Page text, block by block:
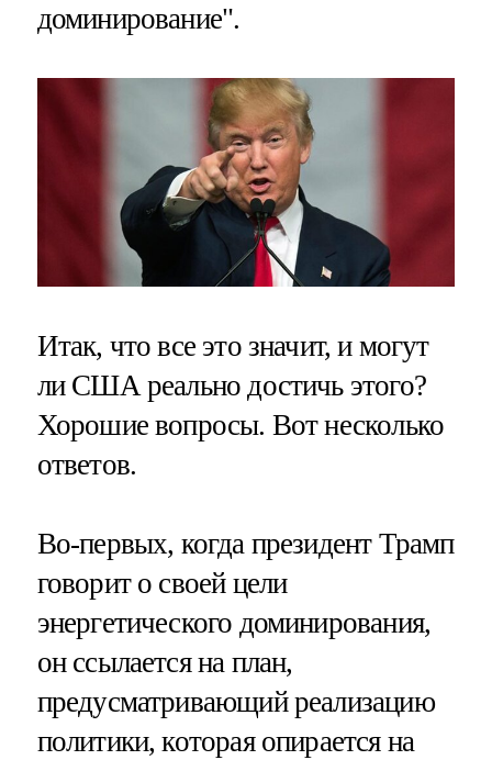
доминирование".
Итак, что все это значит, и могут
ли США реально достичь этого?
Хорошие вопросы. Вот несколько
ответов.
Во-первых, когда президент Трамп
говорит о своей цели
энергетического доминирования,
он ссылается на план,
предусматривающий реализацию
политики, которая опирается на